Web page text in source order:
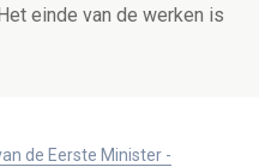
einde van de werken is
de Eerste Minister -